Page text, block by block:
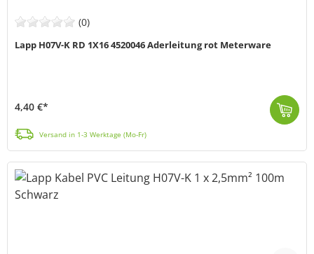
(0)
Lapp H07V-K RD 1X16 4520046 Aderleitung rot Meterware
4,40 €*
Versand in 1-3 Werktage (Mo-Fr)